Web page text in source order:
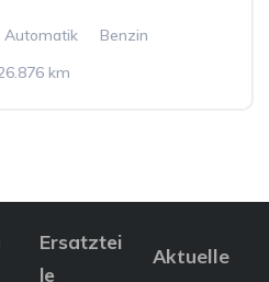
Automatik
Benzin
km
Ersatztei
le
Aktuelle